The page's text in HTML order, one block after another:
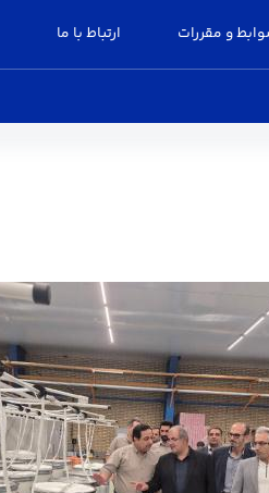
و مقررات ارتباط با ما